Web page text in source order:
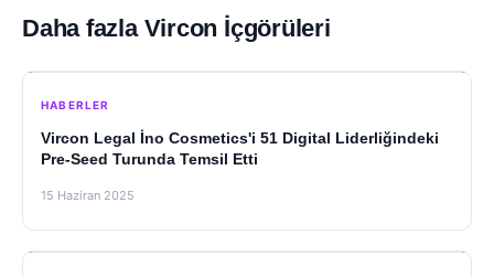
Daha fazla Vircon İçgörüleri
HABERLER
Vircon Legal İno Cosmetics'i 51 Digital Liderliğindeki
Pre-Seed Turunda Temsil Etti
15 Haziran 2025